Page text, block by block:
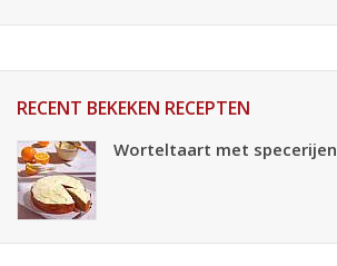
RECENT BEKEKEN RECEPTEN
Worteltaart met